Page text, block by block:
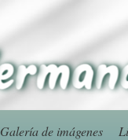
Galería de imágenes